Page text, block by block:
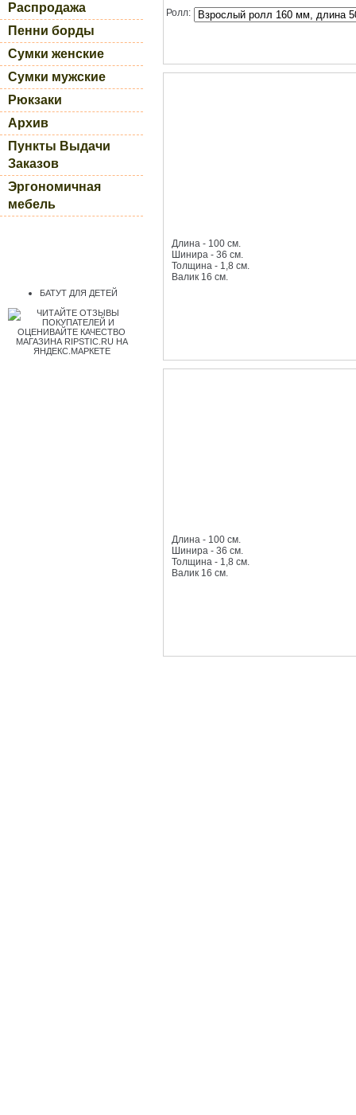
Распродажа
Пенни борды
Сумки женские
Сумки мужские
Рюкзаки
Архив
Пункты Выдачи
Заказов
Эргономичная
мебель
БАТУТ ДЛЯ ДЕТЕЙ
Ролл:
Длина - 100 см.
Шинира - 36 см.
Толщина - 1,8 см.
Валик 16 см.
Длина - 100 см.
Шинира - 36 см.
Толщина - 1,8 см.
Валик 16 см.